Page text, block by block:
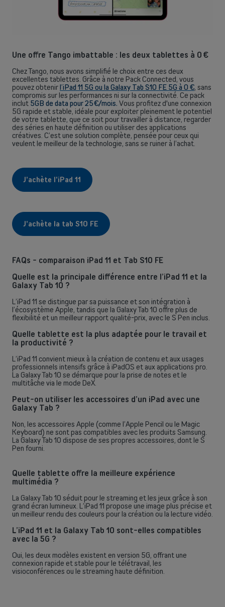
Back
Solutions de téléphonie mobile, fibre, centrale téléphonique et bien
plus encore pour les indépendants et la petite et moyenne entreprise.
Découvrir nos services
OU
Vous cherchez des solutions pour les grandes entreprises ? Laissez-
vous dédié.
Contacter un conseiller
Une offre Tango imbattable : les deux tablettes à 0 €
Chez Tango, nous avons simplifié le choix entre ces deux
excellentes tablettes. Grâce à notre Pack Connected, vous
pouvez obtenirl’iPad 11 5G ou la Galaxy Tab S10 FE 5G à 0 €, sans
compromis sur les performances ni sur la connectivité. Ce pack
inclut 5GB de data pour 25€/mois. Vous profitez d'une connexion
5G rapide et stable, idéale pour exploiter pleinement le potentiel
de votre tablette, que ce soit pour travailler à distance, regarder
des séries en haute définition ou utiliser des applications
créatives. C’est une solution complète, pensée pour ceux qui
veulent le meilleur de la technologie, sans se ruiner à l’achat.
J'achète l'iPad 11
J'achète la tab S10 FE
FAQs - comparaison iPad 11 et Tab S10 FE
Quelle est la principale différence entre l’iPad 11 et la
Galaxy Tab 10 ?
L’iPad 11 se distingue par sa puissance et son intégration à
l’écosystème Apple, tandis que la Galaxy Tab 10 offre plus de
flexibilité et un meilleur rapport qualité-prix, avec le S Pen inclus.
Quelle tablette est la plus adaptée pour le travail et
la productivité ?
L’iPad 11 convient mieux à la création de contenu et aux usages
professionnels intensifs grâce à iPadOS et aux applications pro.
La Galaxy Tab 10 se démarque pour la prise de notes et le
multitâche via le mode DeX.
Peut-on utiliser les accessoires d’un iPad avec une
Galaxy Tab ?
Non, les accessoires Apple (comme l’Apple Pencil ou le Magic
Keyboard) ne sont pas compatibles avec les produits Samsung.
La Galaxy Tab 10 dispose de ses propres accessoires, dont le S
Pen fourni.
Quelle tablette offre la meilleure expérience
multimédia ?
La Galaxy Tab 10 séduit pour le streaming et les jeux grâce à son
grand écran lumineux. L’iPad 11 propose une image plus précise et
un meilleur rendu des couleurs pour la création ou la lecture vidéo.
L’iPad 11 et la Galaxy Tab 10 sont-elles compatibles
avec la 5G ?
Oui, les deux modèles existent en version 5G, offrant une
connexion rapide et stable pour le télétravail, les
visioconférences ou le streaming haute définition.